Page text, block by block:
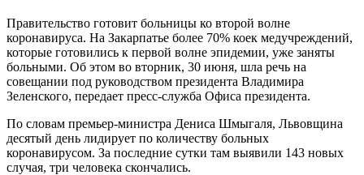
Правительство готовит больницы ко второй волне
коронавируса. На Закарпатье более 70% коек медучреждений,
которые готовились к первой волне эпидемии, уже заняты
больными. Об этом во вторник, 30 июня, шла речь на
совещании под руководством президента Владимира
Зеленского, передает пресс-служба Офиса президента.
По словам премьер-министра Дениса Шмыгаля, Львовщина
десятый день лидирует по количеству больных
коронавирусом. За последние сутки там выявили 143 новых
случая, три человека скончались.